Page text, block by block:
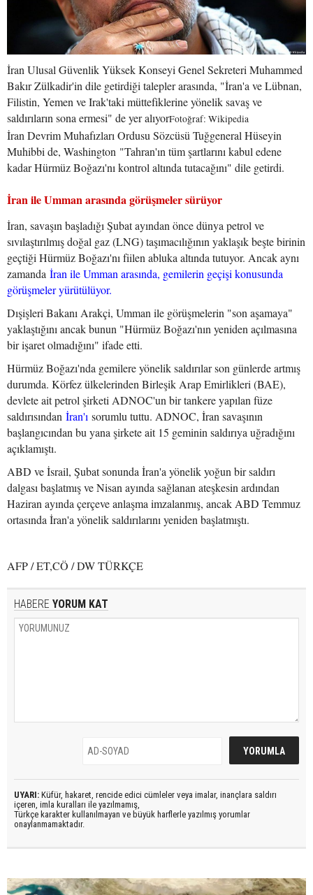
İran Ulusal Güvenlik Yüksek Konseyi Genel Sekreteri Muhammed
Bakır Zülkadir'in dile getirdiği talepler arasında, "İran'a ve Lübnan,
Filistin, Yemen ve Irak'taki müttefiklerine yönelik savaş ve
saldırıların sona ermesi" de yer alıyorFotoğraf: Wikipedia
İran Devrim Muhafızları Ordusu Sözcüsü Tuğgeneral Hüseyin
Muhibbi de, Washington "Tahran'ın tüm şartlarını kabul edene
kadar Hürmüz Boğazı'nı kontrol altında tutacağını" dile getirdi.
İran ile Umman arasında görüşmeler sürüyor
İran, savaşın başladığı Şubat ayından önce dünya petrol ve
sıvılaştırılmış doğal gaz (LNG) taşımacılığının yaklaşık beşte birinin
geçtiği Hürmüz Boğazı'nı fiilen abluka altında tutuyor. Ancak aynı
zamanda İran ile Umman arasında, gemilerin geçişi konusunda
görüşmeler yürütülüyor.
Dışişleri Bakanı Arakçi, Umman ile görüşmelerin "son aşamaya"
yaklaştığını ancak bunun "Hürmüz Boğazı'nın yeniden açılmasına
bir işaret olmadığını" ifade etti.
Hürmüz Boğazı'nda gemilere yönelik saldırılar son günlerde artmış
durumda. Körfez ülkelerinden Birleşik Arap Emirlikleri (BAE),
devlete ait petrol şirketi ADNOC'un bir tankere yapılan füze
saldırısından İran'ı sorumlu tuttu. ADNOC, İran savaşının
başlangıcından bu yana şirkete ait 15 geminin saldırıya uğradığını
açıklamıştı.
ABD ve İsrail, Şubat sonunda İran'a yönelik yoğun bir saldırı
dalgası başlatmış ve Nisan ayında sağlanan ateşkesin ardından
Haziran ayında çerçeve anlaşma imzalanmış, ancak ABD Temmuz
ortasında İran'a yönelik saldırılarını yeniden başlatmıştı.
AFP / ET,CÖ / DW TÜRKÇE
HABERE YORUM KAT
UYARI: Küfür, hakaret, rencide edici cümleler veya imalar, inançlara saldırı
içeren, imla kuralları ile yazılmamış,
Türkçe karakter kullanılmayan ve büyük harflerle yazılmış yorumlar
onaylanmamaktadır.